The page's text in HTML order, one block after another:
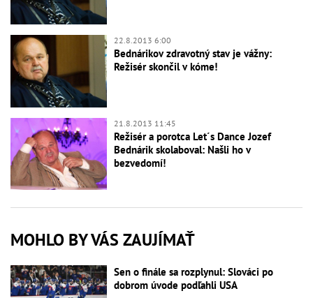
22.8.2013 6:00
Bednárikov zdravotný stav je vážny:
Režisér skončil v kóme!
21.8.2013 11:45
Režisér a porotca Let´s Dance Jozef
Bednárik skolaboval: Našli ho v
bezvedomí!
MOHLO BY VÁS ZAUJÍMAŤ
Sen o finále sa rozplynul: Slováci po
dobrom úvode podľahli USA